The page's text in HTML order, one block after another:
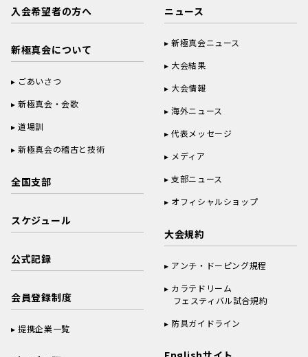
入会希望者の方へ
新極真会について
ごあいさつ
新極真会・会歌
道場訓
新極真会の稽古と技術
全国支部
スケジュール
公式記録
会員登録制度
提携企業一覧
ニュース
新極真会ニュース
大会結果
大会情報
海外ニュース
代表メッセージ
メディア
支部ニュース
オフィシャルショップ
大会規約
アンチ・ドーピング規程
カラテドリーム
フェスティバル試合規約
防具ガイドライン